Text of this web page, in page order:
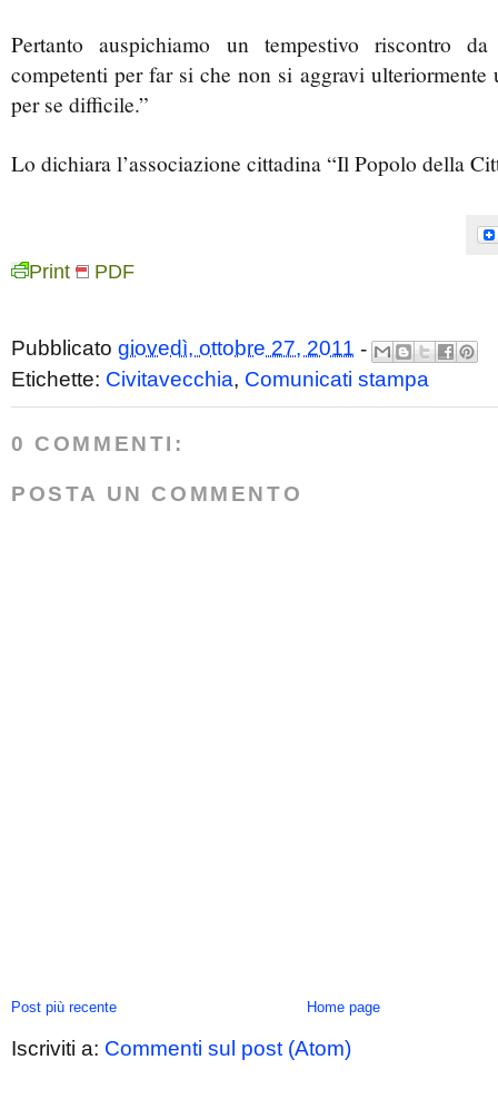
Pertanto auspichiamo un tempestivo riscontro
competenti per far si che non si aggravi ulteriormente
per se difficile.”
Lo dichiara l’associazione cittadina “Il Popolo della
Print PDF
Pubblicato giovedì, ottobre 27, 2011 -
Etichette: Civitavecchia, Comunicati stampa
0 COMMENTI:
POSTA UN COMMENTO
Post più recente Home page
Iscriviti a: Commenti sul post (Atom)